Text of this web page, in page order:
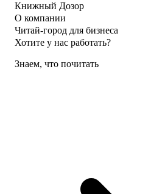
Книжный Дозор
О компании
Читай-город для бизнеса
Хотите у нас работать?
Знаем, что почитать